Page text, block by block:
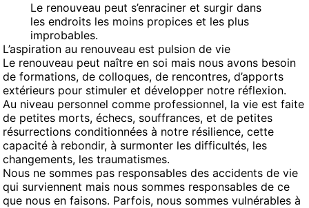
Le renouveau peut s’enraciner et surgir dans
les endroits les moins propices et les plus
improbables.
L’aspiration au renouveau est pulsion de vie
Le renouveau peut naître en soi mais nous avons besoin
de formations, de colloques, de rencontres, d’apports
extérieurs pour stimuler et développer notre réflexion.
Au niveau personnel comme professionnel, la vie est faite
de petites morts, échecs, souffrances, et de petites
résurrections conditionnées à notre résilience, cette
capacité à rebondir, à surmonter les difficultés, les
changements, les traumatismes.
Nous ne sommes pas responsables des accidents de vie
qui surviennent mais nous sommes responsables de ce
que nous en faisons. Parfois, nous sommes vulnérables à